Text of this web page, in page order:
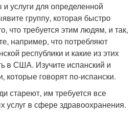
услуги для определенной
группу, которая быстро
что требуется этим людям, и так,
например, что потребляют
республики и какие из этих
в США. Изучите испанский и
которые говорят по-испански.
стареют, им требуется все
услуг в сфере здравоохранения.